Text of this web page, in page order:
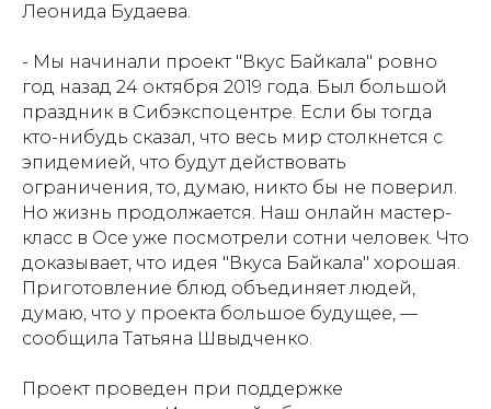
Леонида Будаева.
- Мы начинали проект "Вкус Байкала" ровно
год назад 24 октября 2019 года. Был большой
праздник в Сибэкспоцентре. Если бы тогда
кто-нибудь сказал, что весь мир столкнется с
эпидемией, что будут действовать
ограничения, то, думаю, никто бы не поверил.
Но жизнь продолжается. Наш онлайн мастер-
класс в Осе уже посмотрели сотни человек. Что
доказывает, что идея "Вкуса Байкала" хорошая.
Приготовление блюд объединяет людей,
думаю, что у проекта большое будущее, —
сообщила Татьяна Швыдченко.
Проект проведен при поддержке